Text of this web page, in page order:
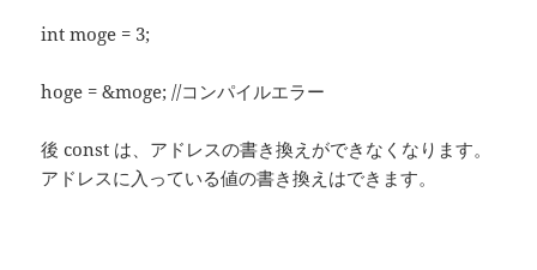
int moge = 3;
hoge = &moge; //コンパイルエラー
後 const は、アドレスの書き換えができなくなります。
アドレスに入っている値の書き換えはできます。